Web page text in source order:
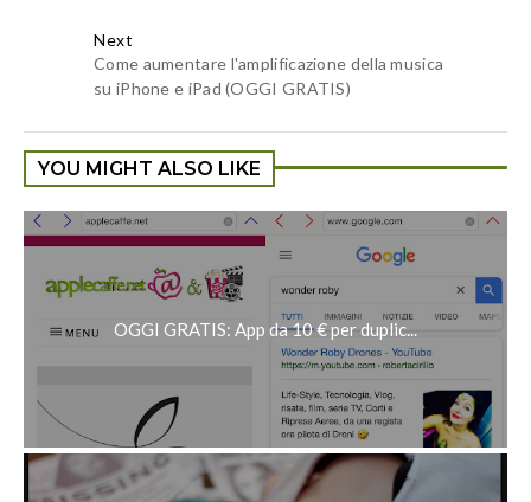
Next
Come aumentare l'amplificazione della musica
su iPhone e iPad (OGGI GRATIS)
YOU MIGHT ALSO LIKE
OGGI GRATIS: App da 10 € per duplic...